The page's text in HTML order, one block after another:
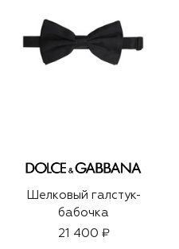
Шелковый галстук-
бабочка
21 400 ₽